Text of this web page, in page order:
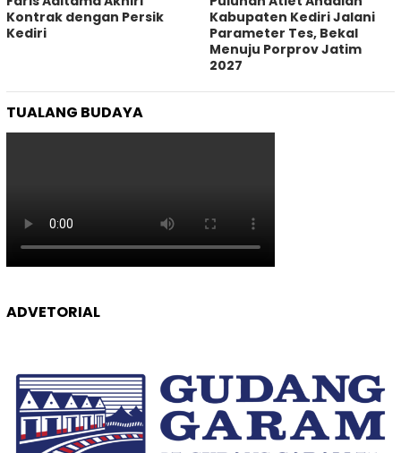
Kontrak dengan Persik
Kediri
Kabupaten Kediri Jalani
Parameter Tes, Bekal
Menuju Porprov Jatim
2027
TUALANG BUDAYA
ADVETORIAL